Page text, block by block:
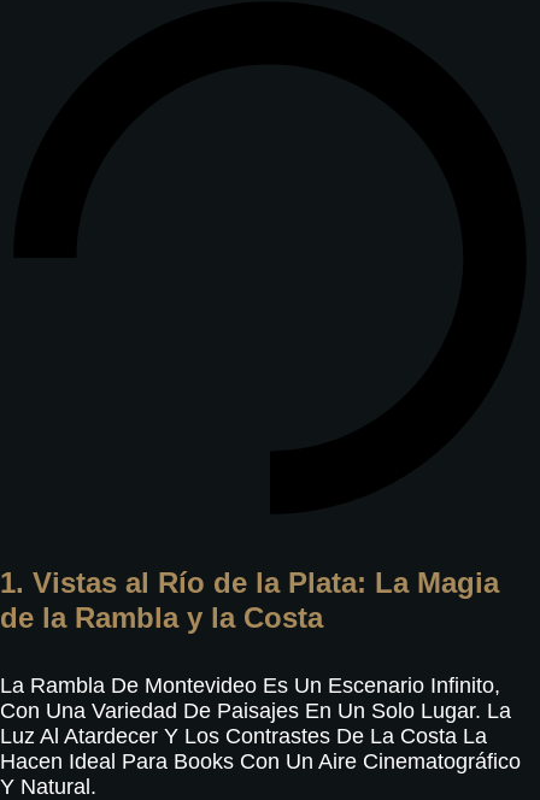
1. Vistas al Río de la Plata: La Magia
de la Rambla y la Costa
La Rambla De Montevideo Es Un Escenario Infinito,
Con Una Variedad De Paisajes En Un Solo Lugar. La
Luz Al Atardecer Y Los Contrastes De La Costa La
Hacen Ideal Para Books Con Un Aire Cinematográfico
Y Natural.